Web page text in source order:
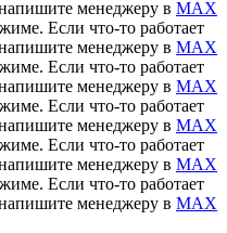
менеджеру в MAX
Если что-то работает
менеджеру в MAX
Если что-то работает
менеджеру в MAX
Если что-то работает
менеджеру в MAX
Если что-то работает
менеджеру в MAX
Если что-то работает
менеджеру в MAX